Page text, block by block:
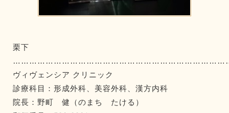
栗下
ヴィヴェンシア クリニック
診療科目：形成外科、美容外科、漢方内科
院長：野町 健（のまち たける）